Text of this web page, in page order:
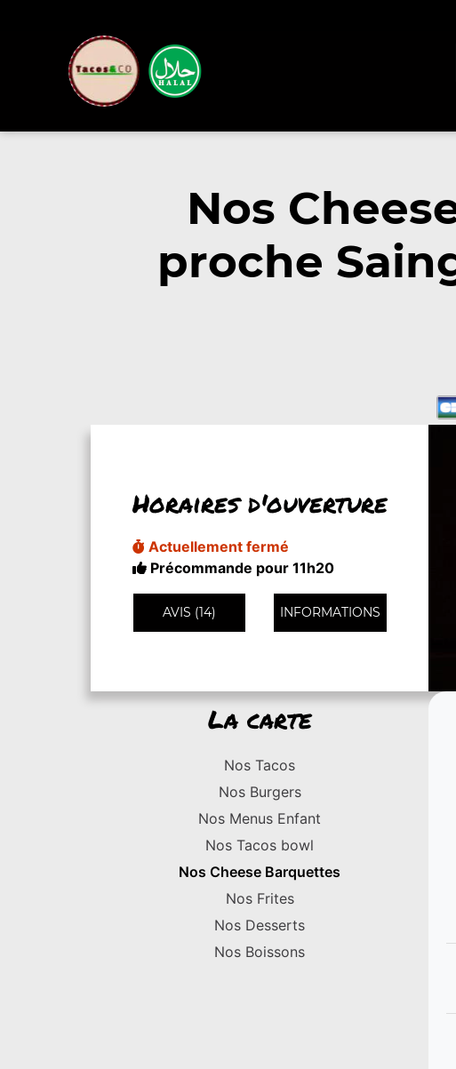
Nos
proche
Horaires d'ouverture
Actuellement fermé
Précommande pour 11h20
AVIS (14) INFORMATIONS
La carte
Nos Tacos
Nos Burgers
Nos Menus Enfant
Nos Tacos bowl
Nos Cheese Barquettes
Nos Frites
Nos Desserts
Nos Boissons